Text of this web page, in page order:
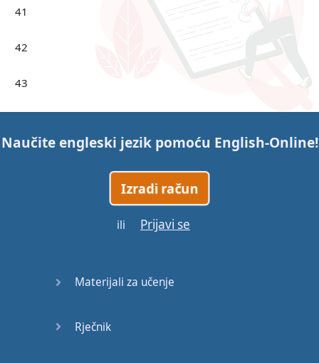
41
42
43
Naučite engleski jezik pomoću English-Online!
Izradi račun
ili Prijavi se
Materijali za učenje
Rječnik